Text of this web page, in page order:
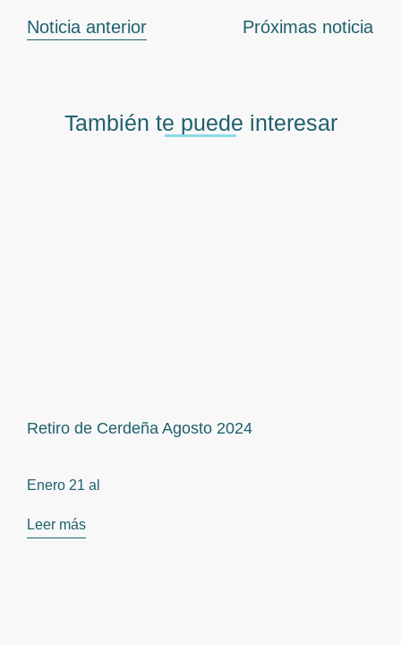
Noticia anterior Próximas noticia
También te puede interesar
Retiro de Cerdeña Agosto 2024
Enero 21 al
Leer más